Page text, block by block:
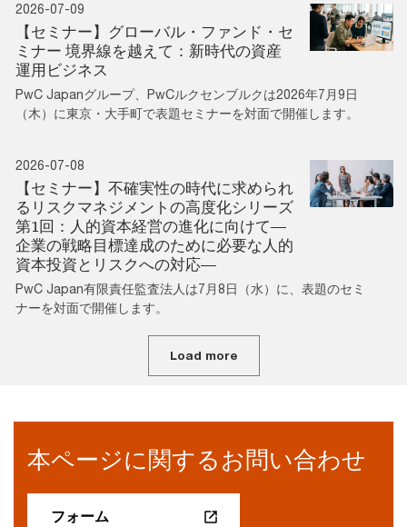
2026-07-09
【セミナー】グローバル・ファンド・セ
ミナー 境界線を越えて：新時代の資産
運用ビジネス
PwC Japanグループ、PwCルクセンブルクは2026年7月9日
（木）に東京・大手町で表題セミナーを対面で開催します。
2026-07-08
【セミナー】不確実性の時代に求められ
るリスクマネジメントの高度化シリーズ
第1回：人的資本経営の進化に向けて―
企業の戦略目標達成のために必要な人的
資本投資とリスクへの対応―
PwC Japan有限責任監査法人は7月8日（水）に、表題のセミ
ナーを対面で開催します。
Load more
本ページに関するお問い合わせ
フォーム